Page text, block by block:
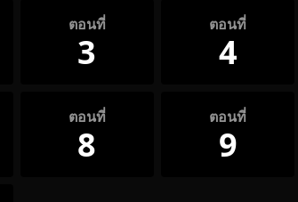
ตอนที่
3
ตอนที่
4
ตอนที่
8
ตอนที่
9